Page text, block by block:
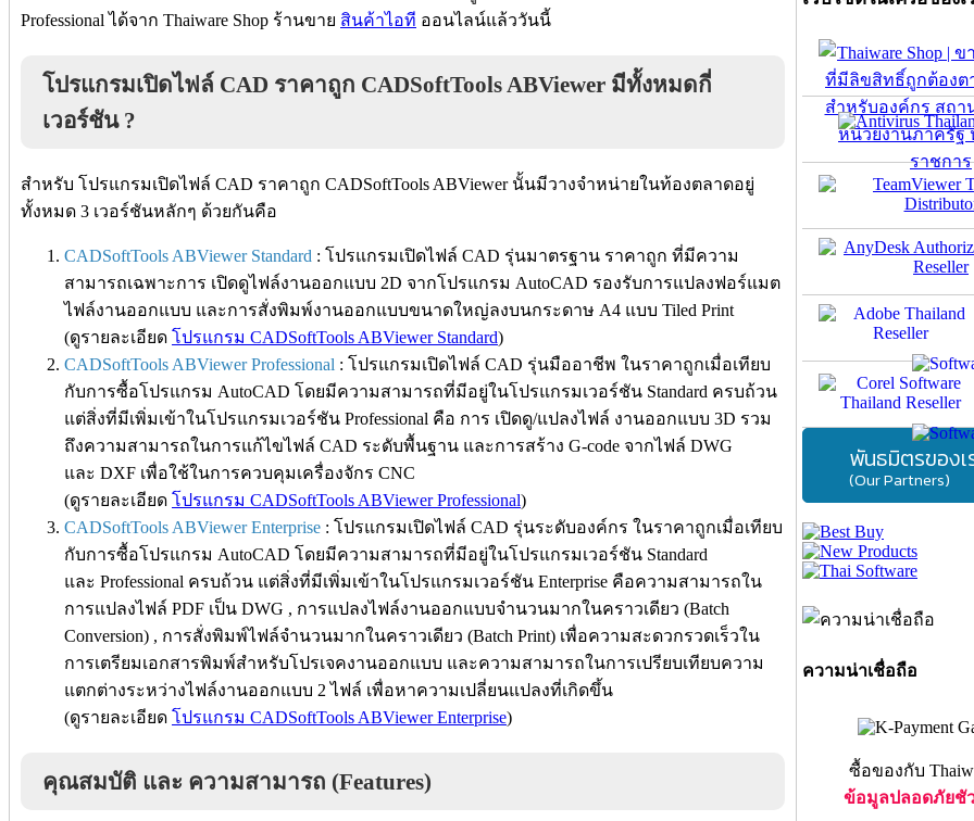
Professional ได้จาก Thaiware Shop ร้านขาย สินค้าไอที ออนไลน์แล้ววันนี้
โปรแกรมเปิดไฟล์ CAD ราคาถูก CADSoftTools ABViewer มีทั้งหมดกี่
เวอร์ชัน ?
สำหรับ โปรแกรมเปิดไฟล์ CAD ราคาถูก CADSoftTools ABViewer นั้นมีวางจำหน่ายในท้องตลาดอยู่
ทั้งหมด 3 เวอร์ชันหลักๆ ด้วยกันคือ
CADSoftTools ABViewer Standard : โปรแกรมเปิดไฟล์ CAD รุ่นมาตรฐาน ราคาถูก ที่มีความ
สามารถเฉพาะการ เปิดดูไฟล์งานออกแบบ 2D จากโปรแกรม AutoCAD รองรับการแปลงฟอร์แมต
ไฟล์งานออกแบบ และการสั่งพิมพ์งานออกแบบขนาดใหญ่ลงบนกระดาษ A4 แบบ Tiled Print
(ดูรายละเอียด โปรแกรม CADSoftTools ABViewer Standard)
CADSoftTools ABViewer Professional : โปรแกรมเปิดไฟล์ CAD รุ่นมืออาชีพ ในราคาถูกเมื่อเทียบ
กับการซื้อโปรแกรม AutoCAD โดยมีความสามารถที่มีอยู่ในโปรแกรมเวอร์ชัน Standard ครบถ้วน
แต่สิ่งที่มีเพิ่มเข้าในโปรแกรมเวอร์ชัน Professional คือ การ เปิดดู/แปลงไฟล์ งานออกแบบ 3D รวม
ถึงความสามารถในการแก้ไขไฟล์ CAD ระดับพื้นฐาน และการสร้าง G-code จากไฟล์ DWG
และ DXF เพื่อใช้ในการควบคุมเครื่องจักร CNC
(ดูรายละเอียด โปรแกรม CADSoftTools ABViewer Professional)
CADSoftTools ABViewer Enterprise : โปรแกรมเปิดไฟล์ CAD รุ่นระดับองค์กร ในราคาถูกเมื่อเทียบ
กับการซื้อโปรแกรม AutoCAD โดยมีความสามารถที่มีอยู่ในโปรแกรมเวอร์ชัน Standard
และ Professional ครบถ้วน แต่สิ่งที่มีเพิ่มเข้าในโปรแกรมเวอร์ชัน Enterprise คือความสามารถใน
การแปลงไฟล์ PDF เป็น DWG , การแปลงไฟล์งานออกแบบจำนวนมากในคราวเดียว (Batch
Conversion) , การสั่งพิมพ์ไฟล์จำนวนมากในคราวเดียว (Batch Print) เพื่อความสะดวกรวดเร็วใน
การเตรียมเอกสารพิมพ์สำหรับโปรเจคงานออกแบบ และความสามารถในการเปรียบเทียบความ
แตกต่างระหว่างไฟล์งานออกแบบ 2 ไฟล์ เพื่อหาความเปลี่ยนแปลงที่เกิดขึ้น
(ดูรายละเอียด โปรแกรม CADSoftTools ABViewer Enterprise)
คุณสมบัติ และ ความสามารถ (Features)
พันธมิตรของเ
(Our Partners)
ความน่าเชื่อถือ
ซื้อของกับ
ข้อมูลปลอดภัยชัว